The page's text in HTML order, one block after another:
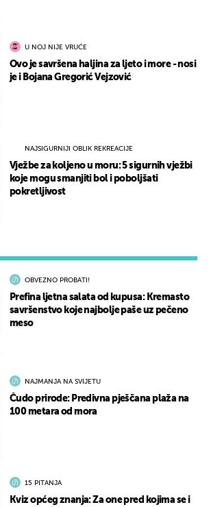
OBVEZNO PROBATI!
Prefina ljetna salata od kupusa: Kremasto
savršenstvo koje najbolje paše uz pečeno
meso
NAJMANJA NA SVIJETU
Čudo prirode: Predivna pješčana plaža na
100 metara od mora
15 PITANJA
Kviz općeg znanja: Za one pred kojima se i
U NOJ NIJE VRUĆE
Ovo je savršena haljina za ljeto i more - nosi
je i Bojana Gregorić Vejzović
NAJSIGURNIJI OBLIK REKREACIJE
Vježbe za koljeno u moru: 5 sigurnih vježbi
koje mogu smanjiti bol i poboljšati
pokretljivost